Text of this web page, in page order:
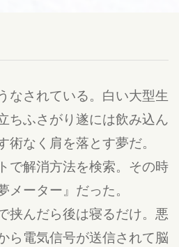
なされている。白い大型生
ちふさがり遂には飲み込ん
術なく肩を落とす夢だ。
で解消方法を検索。その時
メーター』だった。
挟んだら後は寝るだけ。悪
ら電気信号が送信されて脳